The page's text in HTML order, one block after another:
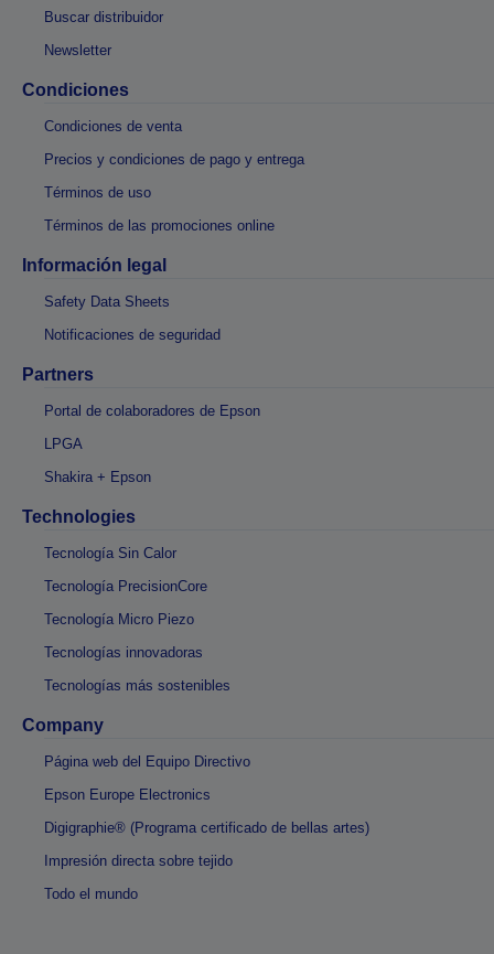
Buscar distribuidor
Newsletter
Condiciones
Condiciones de venta
Precios y condiciones de pago y entrega
Términos de uso
Términos de las promociones online
Información legal
Safety Data Sheets
Notificaciones de seguridad
Partners
Portal de colaboradores de Epson
LPGA
Shakira + Epson
Technologies
Tecnología Sin Calor
Tecnología PrecisionCore
Tecnología Micro Piezo
Tecnologías innovadoras
Tecnologías más sostenibles
Company
Página web del Equipo Directivo
Epson Europe Electronics
Digigraphie® (Programa certificado de bellas artes)
Impresión directa sobre tejido
Todo el mundo